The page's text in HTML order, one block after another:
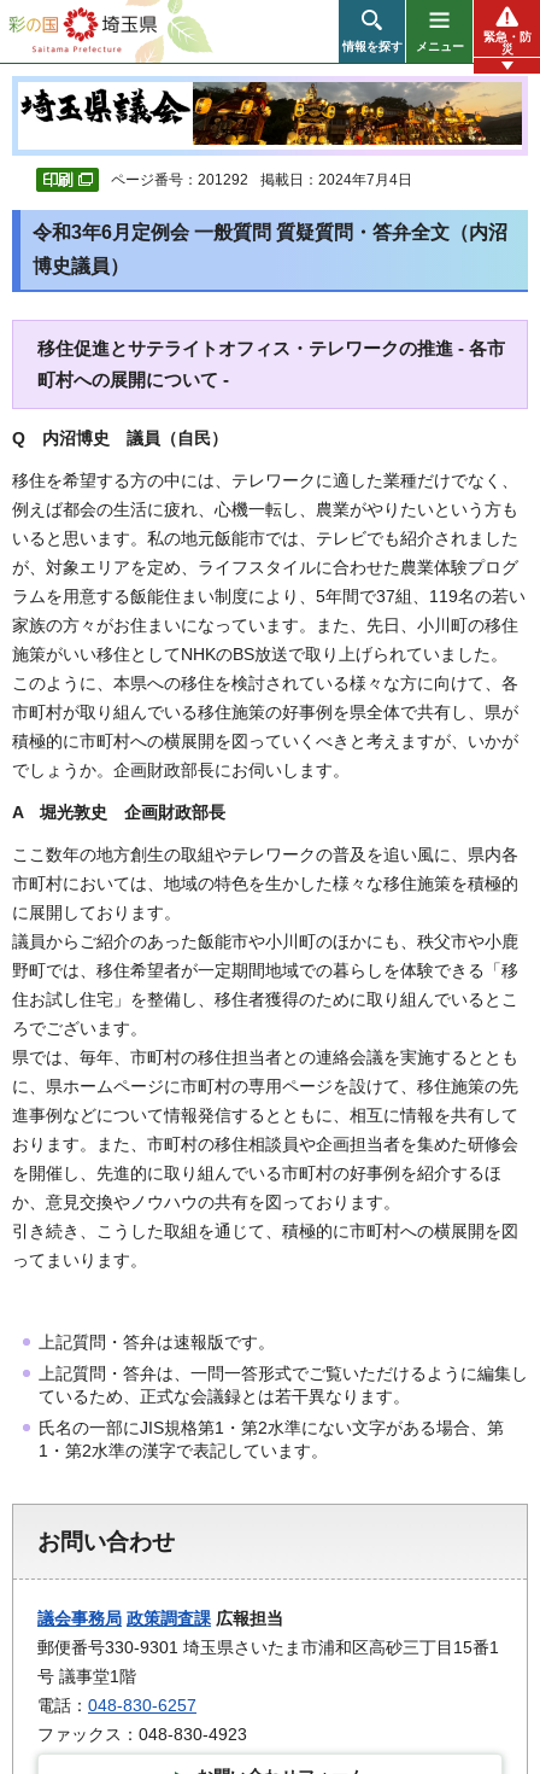
彩の国 埼玉県
情報を探す メニュー
緊急・防
災
ページ番号：201292 掲載日：2024年7月4日
令和3年6月定例会 一般質問 質疑質問・答弁全文（内沼
博史議員）
移住促進とサテライトオフィス・テレワークの推進 - 各市
町村への展開について -
Q 内沼博史 議員（自民）
移住を希望する方の中には、テレワークに適した業種だけでなく、
例えば都会の生活に疲れ、心機一転し、農業がやりたいという方も
いると思います。私の地元飯能市では、テレビでも紹介されました
が、対象エリアを定め、ライフスタイルに合わせた農業体験プログ
ラムを用意する飯能住まい制度により、5年間で37組、119名の若い
家族の方々がお住まいになっています。また、先日、小川町の移住
施策がいい移住としてNHKのBS放送で取り上げられていました。
このように、本県への移住を検討されている様々な方に向けて、各
市町村が取り組んでいる移住施策の好事例を県全体で共有し、県が
積極的に市町村への横展開を図っていくべきと考えますが、いかが
でしょうか。企画財政部長にお伺いします。
A 堀光敦史 企画財政部長
ここ数年の地方創生の取組やテレワークの普及を追い風に、県内各
市町村においては、地域の特色を生かした様々な移住施策を積極的
に展開しております。
議員からご紹介のあった飯能市や小川町のほかにも、秩父市や小鹿
野町では、移住希望者が一定期間地域での暮らしを体験できる「移
住お試し住宅」を整備し、移住者獲得のために取り組んでいるとこ
ろでございます。
県では、毎年、市町村の移住担当者との連絡会議を実施するととも
に、県ホームページに市町村の専用ページを設けて、移住施策の先
進事例などについて情報発信するとともに、相互に情報を共有して
おります。また、市町村の移住相談員や企画担当者を集めた研修会
を開催し、先進的に取り組んでいる市町村の好事例を紹介するほ
か、意見交換やノウハウの共有を図っております。
引き続き、こうした取組を通じて、積極的に市町村への横展開を図
ってまいります。
上記質問・答弁は速報版です。
上記質問・答弁は、一問一答形式でご覧いただけるように編集し
ているため、正式な会議録とは若干異なります。
氏名の一部にJIS規格第1・第2水準にない文字がある場合、第
1・第2水準の漢字で表記しています。
お問い合わせ
議会事務局 政策調査課 広報担当
郵便番号330-9301 埼玉県さいたま市浦和区高砂三丁目15番1
号 議事堂1階
電話： 048-830-6257
ファックス：048-830-4923